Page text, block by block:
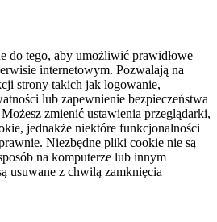
do tego, aby umożliwić prawidłowe
internetowym. Pozwalają na
strony takich jak logowanie,
lub zapewnienie bezpieczeństwa
zmienić ustawienia przeglądarki,
jednakże niektóre funkcjonalności
Niezbędne pliki cookie nie są
na komputerze lub innym
usuwane z chwilą zamknięcia